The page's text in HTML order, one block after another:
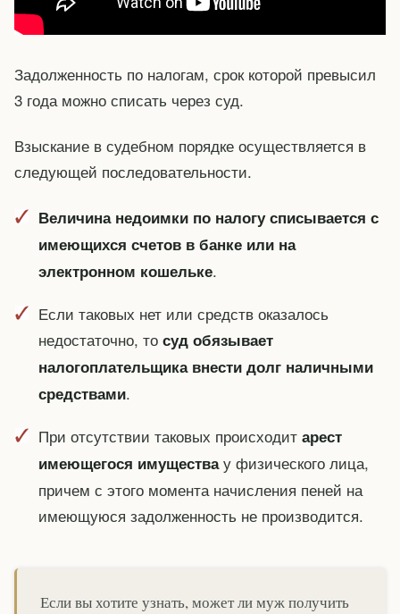
Задолженность по налогам, срок которой превысил
3 года можно списать через суд.
Взыскание в судебном порядке осуществляется в
следующей последовательности.
Величина недоимки по налогу списывается с
имеющихся счетов в банке или на
электронном кошельке.
Если таковых нет или средств оказалось
недостаточно, то суд обязывает
налогоплательщика внести долг наличными
средствами.
При отсутствии таковых происходит арест
имеющегося имуществау физического лица,
причем с этого момента начисления пеней на
имеющуюся задолженность не производится.
Если вы хотите узнать, может ли муж получить